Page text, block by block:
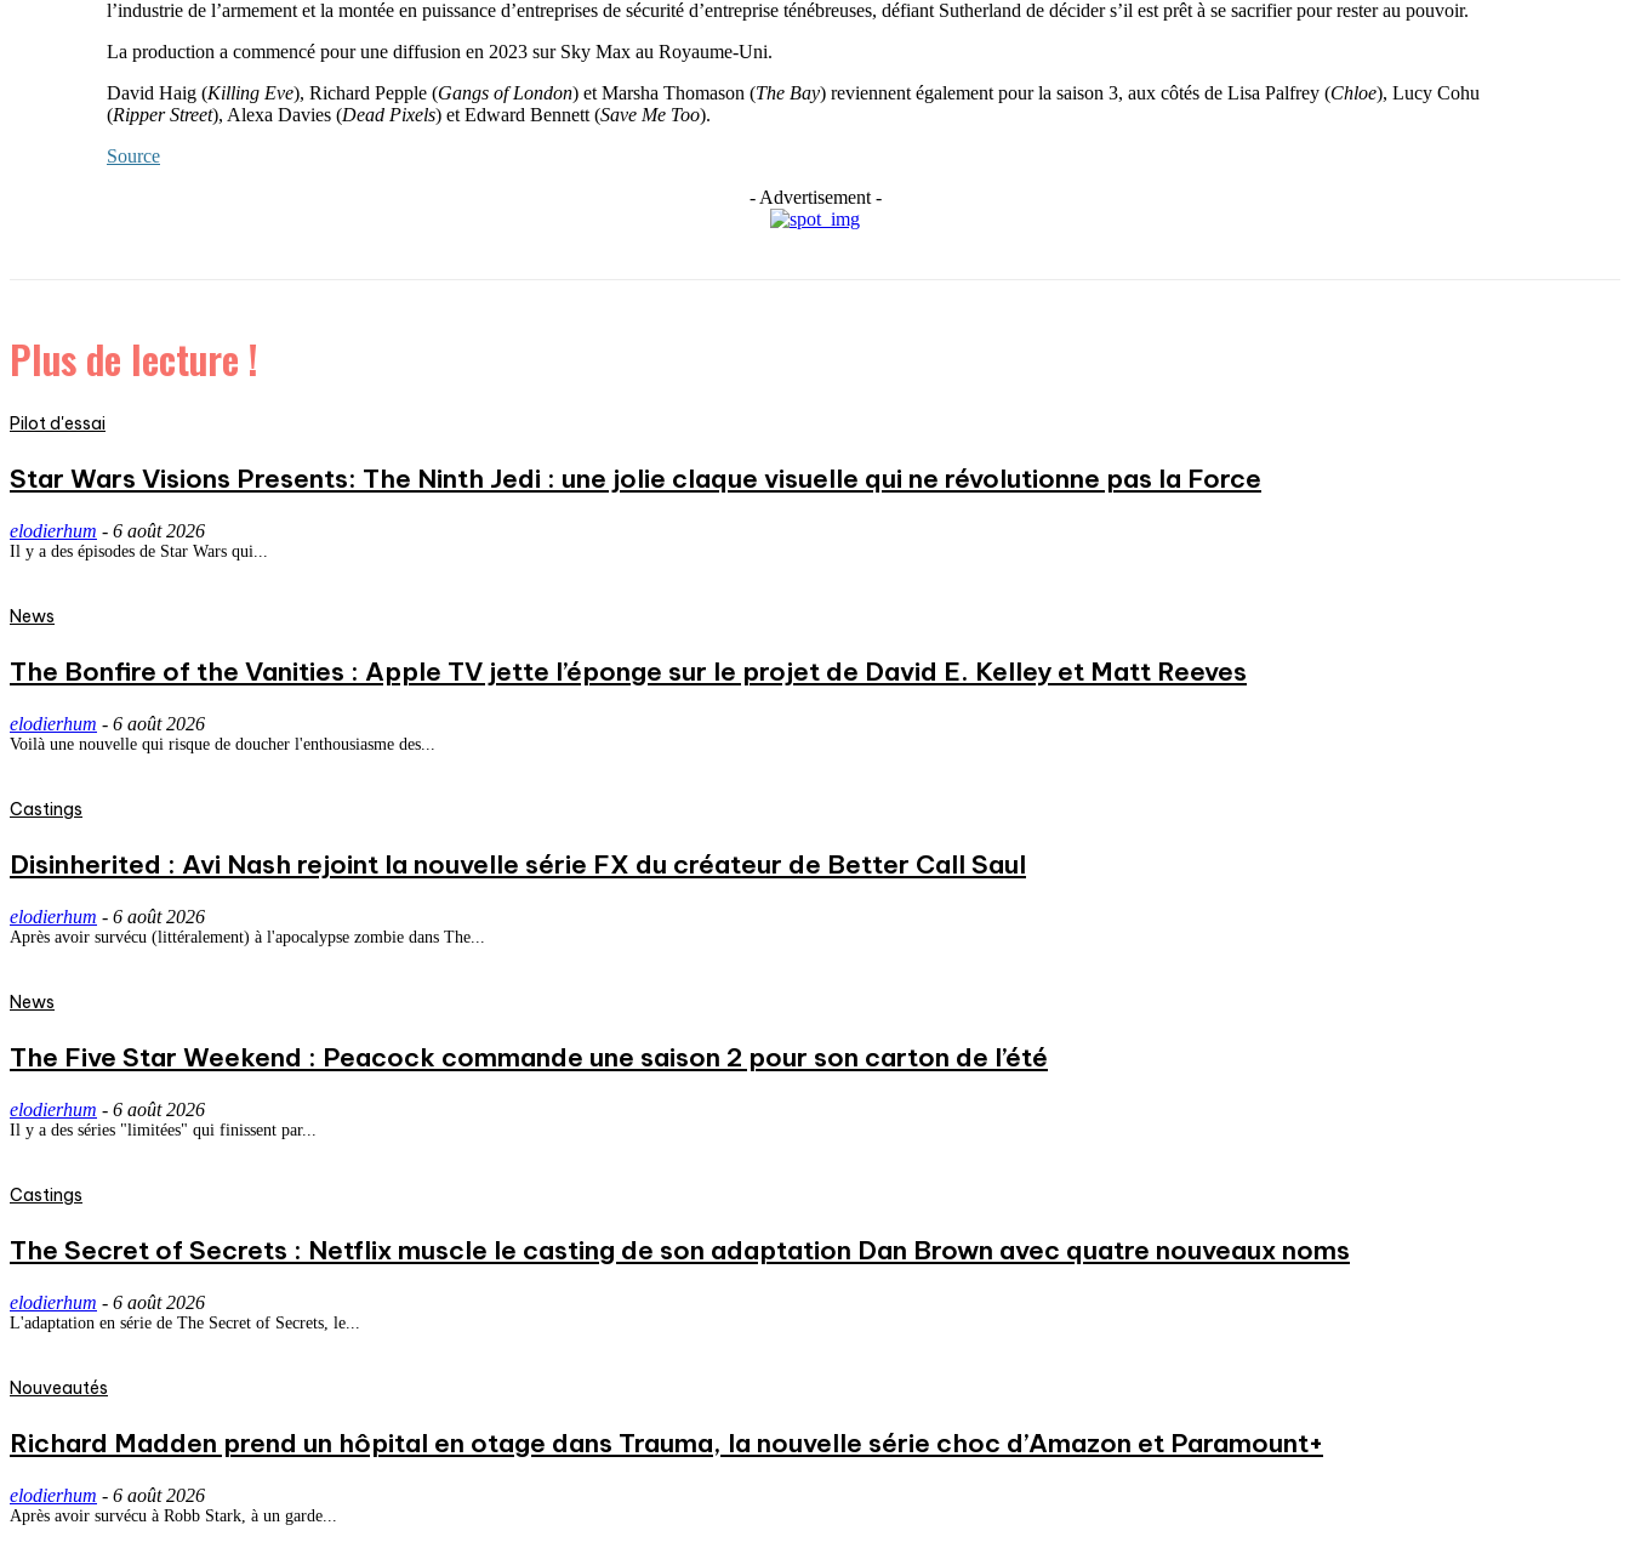
l’industrie de l’armement et la montée en puissance d’entreprises de sécurité d’entreprise ténébreuses, défiant Sutherland de décider s’il est prêt à se sacrifier pour rester au pouvoir.
La production a commencé pour une diffusion en 2023 sur Sky Max au Royaume-Uni.
David Haig (Killing Eve), Richard Pepple (Gangs of London) et Marsha Thomason (The Bay) reviennent également pour la saison 3, aux côtés de Lisa Palfrey (Chloe), Lucy Cohu
(Ripper Street), Alexa Davies (Dead Pixels) et Edward Bennett (Save Me Too).
Source
- Advertisement -
Plus de lecture !
Pilot d'essai
Star Wars Visions Presents: The Ninth Jedi : une jolie claque visuelle qui ne révolutionne pas la Force
elodierhum - 6 août 2026
Il y a des épisodes de Star Wars qui...
News
The Bonfire of the Vanities : Apple TV jette l’éponge sur le projet de David E. Kelley et Matt Reeves
elodierhum - 6 août 2026
Voilà une nouvelle qui risque de doucher l'enthousiasme des...
Castings
Disinherited : Avi Nash rejoint la nouvelle série FX du créateur de Better Call Saul
elodierhum - 6 août 2026
Après avoir survécu (littéralement) à l'apocalypse zombie dans The...
News
The Five Star Weekend : Peacock commande une saison 2 pour son carton de l’été
elodierhum - 6 août 2026
Il y a des séries "limitées" qui finissent par...
Castings
The Secret of Secrets : Netflix muscle le casting de son adaptation Dan Brown avec quatre nouveaux noms
elodierhum - 6 août 2026
L'adaptation en série de The Secret of Secrets, le...
Nouveautés
Richard Madden prend un hôpital en otage dans Trauma, la nouvelle série choc d’Amazon et Paramount+
elodierhum - 6 août 2026
Après avoir survécu à Robb Stark, à un garde...